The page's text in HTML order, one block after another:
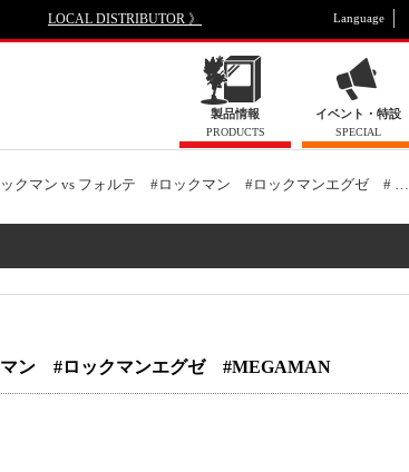
LOCAL DISTRIBUTOR 》 Language
製品情報
PRODUCTS
イベント・特設
SPECIAL
クマン vs フォルテ #ロックマン #ロックマンエグゼ # …
マン #ロックマンエグゼ #MEGAMAN